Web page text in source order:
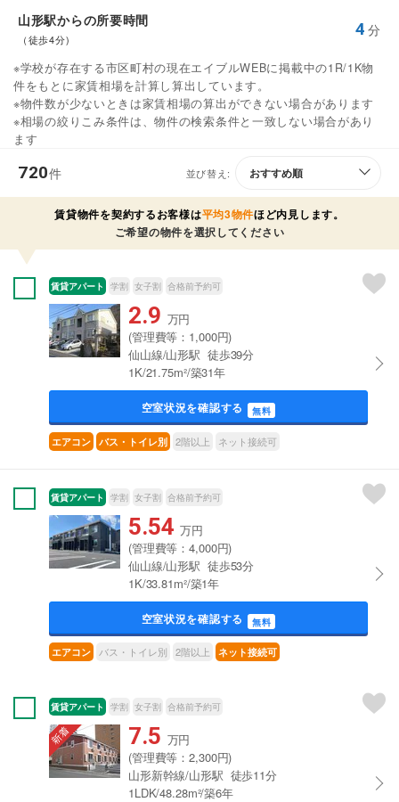
山形駅からの所要時間
（徒歩4分)
4 分
※学校が存在する市区町村の現在エイブルWEBに掲載中の1R/1K物
件をもとに家賃相場を計算し算出しています。
※物件数が少ないときは家賃相場の算出ができない場合があります
※相場の絞りこみ条件は、物件の検索条件と一致しない場合があり
ます
720件 並び替え:
賃貸物件を契約するお客様は平均3物件ほど内見します。
ご希望の物件を選択してください
賃貸アパート 学割 女子割 合格前予約可
2.9 万円
(管理費等：1,000円)
仙山線/山形駅 徒歩39分
1K/21.75m²/築31年
空室状況を確認する 無料
エアコン バス・トイレ別 2階以上 ネット接続可
賃貸アパート 学割 女子割 合格前予約可
5.54 万円
(管理費等：4,000円)
仙山線/山形駅 徒歩53分
1K/33.81m²/築1年
空室状況を確認する 無料
エアコン バス・トイレ別 2階以上 ネット接続可
賃貸アパート 学割 女子割 合格前予約可
7.5 万円
(管理費等：2,300円)
山形新幹線/山形駅 徒歩11分
1LDK/48.28m²/築6年